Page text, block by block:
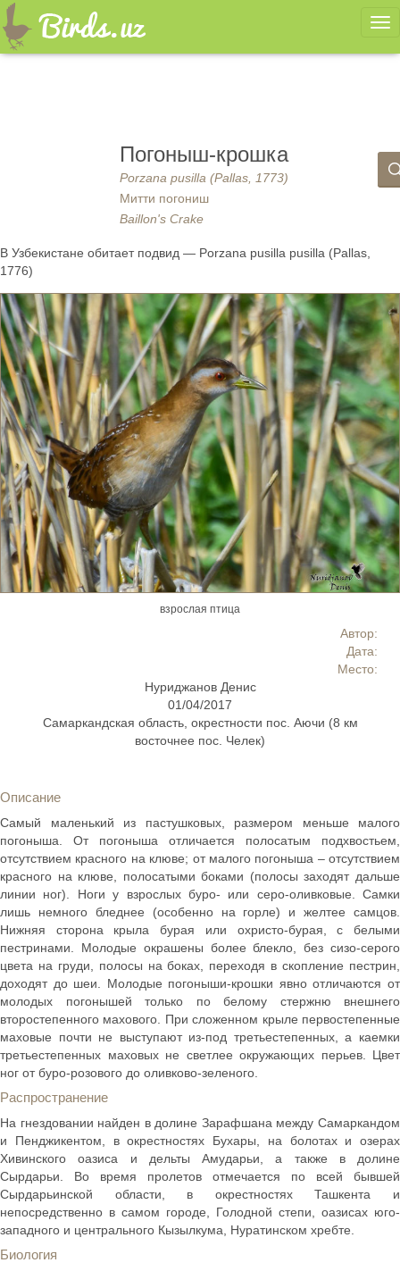
Погоныш-крошка
Porzana pusilla (Pallas, 1773)
Митти погониш
Baillon's Crake
В Узбекистане обитает подвид — Porzana pusilla pusilla (Pallas,
1776)
Автор:
Дата:
Место:
Нуриджанов Денис
01/04/2017
Самаркандская область, окрестности пос. Аючи (8 км
восточнее пос. Челек)
взрослая птица
Описание
Самый маленький из пастушковых, размером меньше малого
погоныша. От погоныша отличается полосатым подхвостьем,
отсутствием красного на клюве; от малого погоныша – отсутствием
красного на клюве, полосатыми боками (полосы заходят дальше
линии ног). Ноги у взрослых буро- или серо-оливковые. Самки
лишь немного бледнее (особенно на горле) и желтее самцов.
Нижняя сторона крыла бурая или охристо-бурая, с белыми
пестринами. Молодые окрашены более блекло, без сизо-серого
цвета на груди, полосы на боках, переходя в скопление пестрин,
доходят до шеи. Молодые погоныши-крошки явно отличаются от
молодых погонышей только по белому стержню внешнего
второстепенного махового. При сложенном крыле первостепенные
маховые почти не выступают из-под третьестепенных, а каемки
третьестепенных маховых не светлее окружающих перьев. Цвет
ног от буро-розового до оливково-зеленого.
Распространение
На гнездовании найден в долине Зарафшана между Самаркандом
и Пенджикентом, в окрестностях Бухары, на болотах и озерах
Хивинского оазиса и дельты Амударьи, а также в долине
Сырдарьи. Во время пролетов отмечается по всей бывшей
Сырдарьинской области, в окрестностях Ташкента и
непосредственно в самом городе, Голодной степи, оазисах юго-
западного и центрального Кызылкума, Нуратинском хребте.
Биология